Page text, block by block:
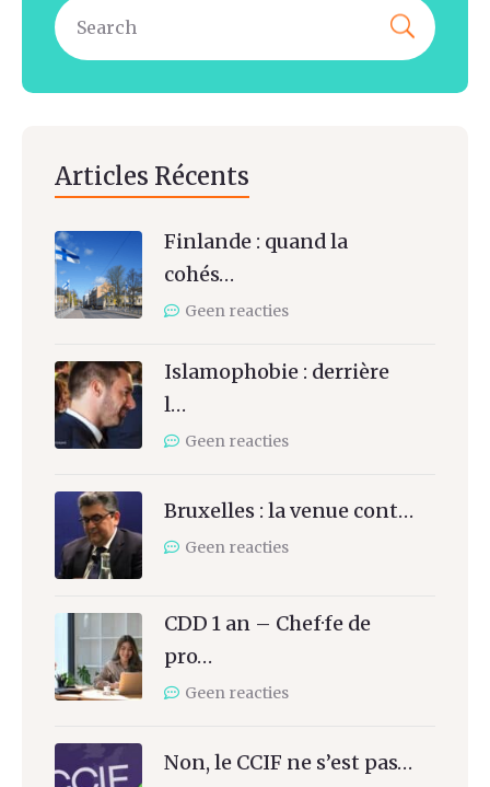
Articles Récents
Finlande : quand la
cohés…
Geen reacties
Islamophobie : derrière
l…
Geen reacties
Bruxelles : la venue cont…
Geen reacties
CDD 1 an – Chef·fe de
pro…
Geen reacties
Non, le CCIF ne s’est pas…